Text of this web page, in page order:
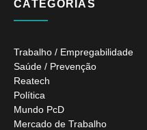
CATEGORIAS
Trabalho / Empregabilidade
Saúde / Prevenção
Reatech
Política
Mundo PcD
Mercado de Trabalho